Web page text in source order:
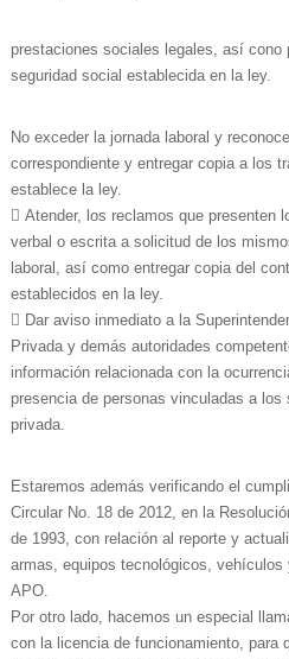
prestaciones sociales legales, así cono
seguridad social establecida en la ley.
No exceder la jornada laboral y
correspondiente y entregar copia a los
establece la ley.
 Atender, los reclamos que presenten
verbal o escrita a solicitud de los
laboral, así como entregar copia del
establecidos en la ley.
 Dar aviso inmediato a la
Privada y demás autoridades
información relacionada con la
presencia de personas vinculadas a
privada.
Estaremos además verificando el
Circular No. 18 de 2012, en la
de 1993, con relación al reporte y
armas, equipos tecnológicos,
APO.
Por otro lado, hacemos un especial
con la licencia de funcionamiento, para